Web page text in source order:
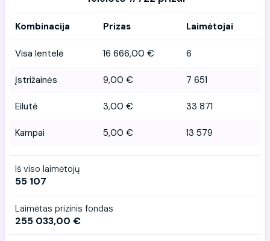
Kombinacija Prizas Laimėtojai
Visa lentelė 16 666,00 € 6
Įstrižainės 9,00 € 7 651
Eilutė 3,00 € 33 871
Kampai 5,00 € 13 579
Iš viso laimėtojų
55 107
Laimėtas prizinis fondas
255 033,00 €